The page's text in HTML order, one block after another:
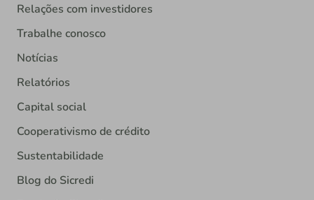
Relações com investidores
Trabalhe conosco
Notícias
Relatórios
Capital social
Cooperativismo de crédito
Sustentabilidade
Blog do Sicredi